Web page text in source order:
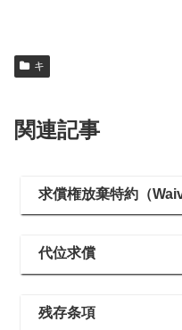
キ
関連記事
求償権放棄特約（
代位求償
残存条項